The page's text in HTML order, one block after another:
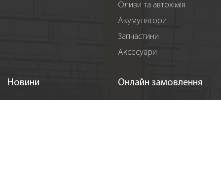
Оливи та автохімія
Акумулятори
Запчастини
Аксесуари
Новини Онлайн замовлення